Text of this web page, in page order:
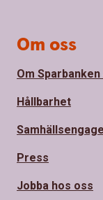
Om oss
Om
Hållbarhet
Press
Jobba hos oss